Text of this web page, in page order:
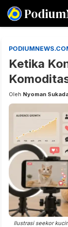
Ketika
Oleh Nyoman
Ilustrasi seekor